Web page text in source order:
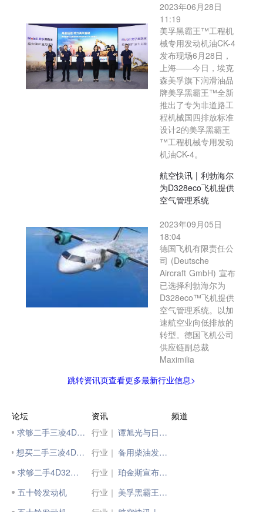
2023年06月28日
11:19
美孚黑霸王™工程机
械专用发动机油CK-4
发布现场6月28日，
上海——今日，埃克
森美孚旗下润滑油品
牌美孚黑霸王™全新
推出了专为非道路工
程机械国四排放标准
设计2的美孚黑霸王
™工程机械专用发动
机油CK-4。
航空快讯 | 利勃海尔
为D328eco飞机提供
空气管理系统
2023年09月05日
18:04
德国飞机有限责任公
司 (Deutsche
Aircraft GmbH) 宣布
已选择利勃海尔为
D328eco™飞机提供
空气管理系统。以加
速航空业向低排放的
转型。德国飞机公司
供应链副总裁
Maximilia
跳转资讯页查看更多最新行业信息>
论坛
求够二手三凌4D32发动机
想买二手三凌4D32发动机有的，吱声
求够二手4D32机头
五十铃发动机
资讯
行业｜
谭旭光与日本五十铃社长片山正则座谈交流
行业｜
备用柴油发电机用发动机的维护保养
行业｜
珀金斯宣布将推出全新2600系列13升柴油发动机
行业｜
美孚黑霸王™工程机械专用发动机油CK-4全新上市
频道